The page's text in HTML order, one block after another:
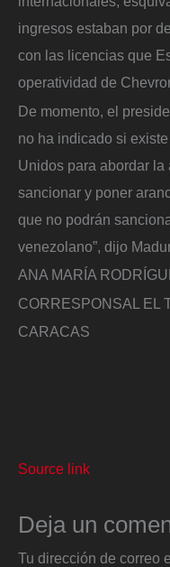
ingresos estaban por
con las licencias que
operatividad de
De momento, el
no ha indicado si
Unidos para abordar la
sancionar y poner
que no podrán
venezolano”, dijo
ANA MARÍA
CORRESPONSAL EL
CARACAS
Source link
Deja un
Tu dirección de correo